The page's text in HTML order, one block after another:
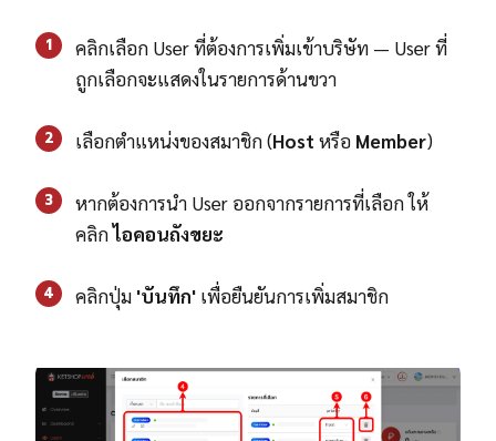
1
คลิกเลือก User ที่ต้องการเพิ่มเข้าบริษัท — User ที่
ถูกเลือกจะแสดงในรายการด้านขวา
2 เลือกตำแหน่งของสมาชิก (Host หรือ Member)
3
หากต้องการนำ User ออกจากรายการที่เลือก ให้
คลิกไอคอนถังขยะ
4 คลิกปุ่ม 'บันทึก' เพื่อยืนยันการเพิ่มสมาชิก